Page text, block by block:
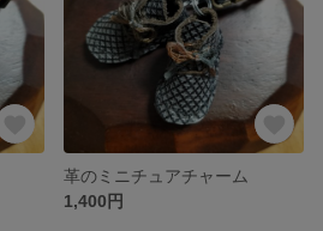
革のミニチュアチャーム
1,400円